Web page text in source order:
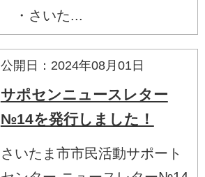
・さいた...
公開日：2024年08月01日
サポセンニュースレター
№14を発行しました！
さいたま市市民活動サポート